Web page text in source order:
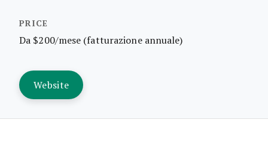
Da $200/mese (fatturazione annuale)
Website